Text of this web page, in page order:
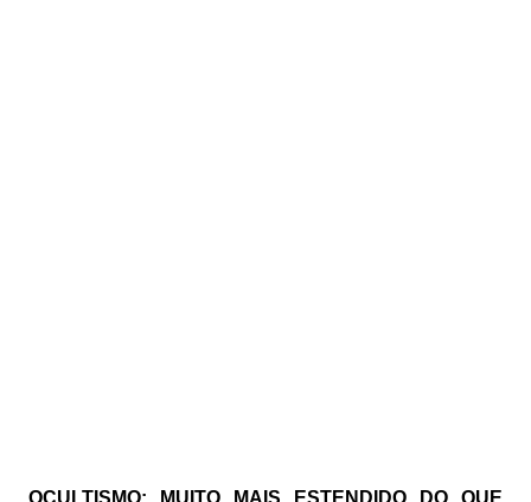
OCULTISMO: MUITO MAIS ESTENDIDO DO QUE